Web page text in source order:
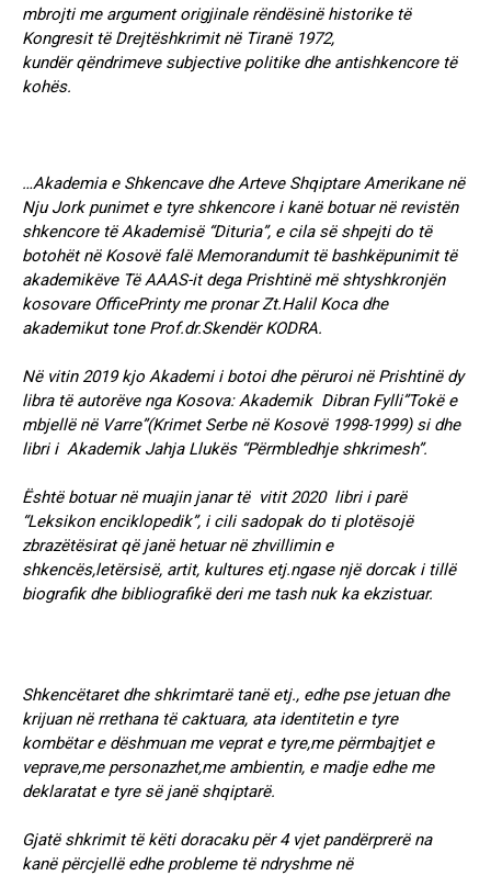
mbrojti me argument origjinale rëndësinë historike të
Kongresit të Drejtëshkrimit në Tiranë 1972,
kundër qëndrimeve subjective politike dhe antishkencore të
kohës.
…Akademia e Shkencave dhe Arteve Shqiptare Amerikane në
Nju Jork punimet e tyre shkencore i kanë botuar në revistën
shkencore të Akademisë “Dituria”, e cila së shpejti do të
botohët në Kosovë falë Memorandumit të bashkëpunimit të
akademikëve Të AAAS-it dega Prishtinë më shtyshkronjën
kosovare OfficePrinty me pronar Zt.Halil Koca dhe
akademikut tone Prof.dr.Skendër KODRA.
Në vitin 2019 kjo Akademi i botoi dhe përuroi në Prishtinë dy
libra të autorëve nga Kosova: Akademik Dibran Fylli”Tokë e
mbjellë në Varre”(Krimet Serbe në Kosovë 1998-1999) si dhe
libri i Akademik Jahja Llukës “Përmbledhje shkrimesh”.
Është botuar në muajin janar të vitit 2020 libri i parë
“Leksikon enciklopedik”, i cili sadopak do ti plotësojë
zbrazëtësirat që janë hetuar në zhvillimin e
shkencës,letërsisë, artit, kultures etj.ngase një dorcak i tillë
biografik dhe bibliografikë deri me tash nuk ka ekzistuar.
Shkencëtaret dhe shkrimtarë tanë etj., edhe pse jetuan dhe
krijuan në rrethana të caktuara, ata identitetin e tyre
kombëtar e dëshmuan me veprat e tyre,me përmbajtjet e
veprave,me personazhet,me ambientin, e madje edhe me
deklaratat e tyre së janë shqiptarë.
Gjatë shkrimit të këti doracaku për 4 vjet pandërprerë na
kanë përcjellë edhe probleme të ndryshme në